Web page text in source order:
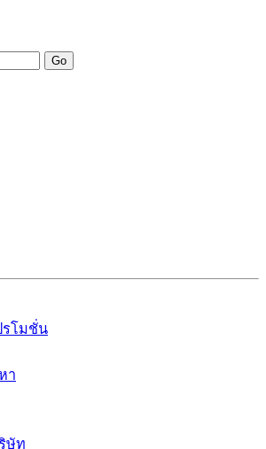
รับจ้างโพสต์ขายบ้าน รับจ้างโพสต์อสัง
จ รับรองผล อันดับ1 การโพสต์ขายอสังหา
ที่ดิน คอนโด ติดGoogleหน้าแรกได้จริงๆ
บ้าน อสังหาโพสต์ เชื่อถือได้จริง รับ
บริษัท ถูกและดีที่สุด ไม่มีค่านายหน้า
งโอกาสในการขายได้มากกว่า ที่เดียว ที่
รโมชั่น
า
ษัท